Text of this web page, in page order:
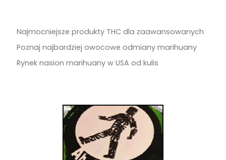
Najmocniejsze produkty THC dla zaawansowanych
Poznaj najbardziej owocowe odmiany marihuany
Rynek nasion marihuany w USA od kulis